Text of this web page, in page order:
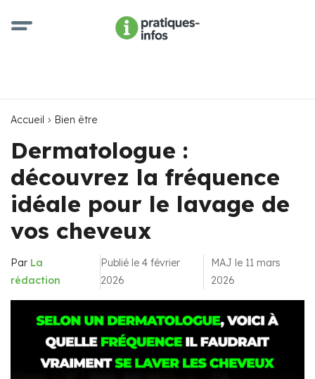
Accueil Bien être
Dermatologue :
découvrez la fréquence
idéale pour le lavage de
vos cheveux
Par La
rédaction
Publié le 4 février
2026
MAJ le 11 mars
2026